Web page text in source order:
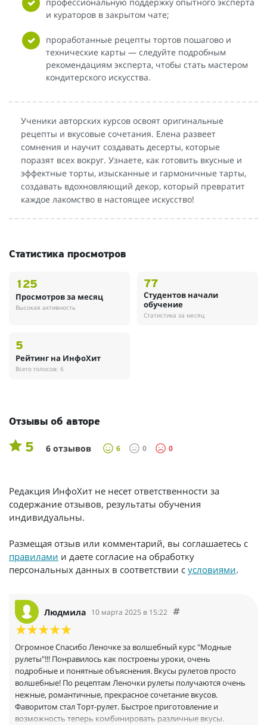
и кураторов в закрытом чате;
проработанные рецепты тортов пошагово и
технические карты — следуйте подробным
рекомендациям эксперта, чтобы стать мастером
кондитерского искусства.
Ученики авторских курсов освоят оригинальные
рецепты и вкусовые сочетания. Елена развеет
сомнения и научит создавать десерты, которые
поразят всех вокруг. Узнаете, как готовить вкусные и
эффектные торты, изысканные и гармоничные тарты,
создавать вдохновляющий декор, который превратит
каждое лакомство в настоящее искусство!
Статистика просмотров
125
Просмотров за месяц
Высокая активность
77
Студентов начали
обучение
Статистика за месяц
5
Рейтинг на ИнфоХит
Всего голосов: 6
Отзывы об авторе
5 6 отзывов 6 0 0
Редакция ИнфоХит не несет ответственности за
содержание отзывов, результаты обучения
индивидуальны.
Размещая отзыв или комментарий, вы соглашаетесь с
правилами и даете согласие на обработку
персональных данных в соответствии с условиями.
Людмила 10 марта 2025 в 15:22
Огромное Спасибо Леночке за волшебный курс "Модные
рулеты"!!! Понравилось как построены уроки, очень
подробные и понятные объяснения. Вкусы рулетов просто
волшебные! По рецептам Леночки рулеты получаются очень
нежные, романтичные, прекрасное сочетание вкусов.
Фаворитом стал Торт-рулет. Быстрое приготовление и
возможность теперь комбинировать различные вкусы.